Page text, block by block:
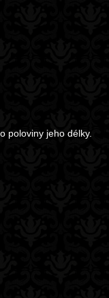
poloviny jeho délky.